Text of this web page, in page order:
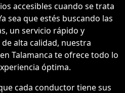
accesibles cuando se trata
sea que estés buscando las
un servicio rápido y
alta calidad, nuestra
Talamanca te ofrece todo lo
óptima.
cada conductor tiene sus